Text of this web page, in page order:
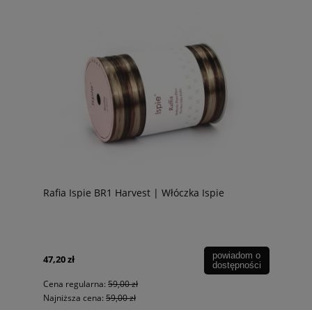
Rafia Ispie BR1 Harvest | Włóczka Ispie
47,20 zł
Cena regularna: 59,00 zł
Najniższa cena: 59,00 zł
powiadom o
dostępności